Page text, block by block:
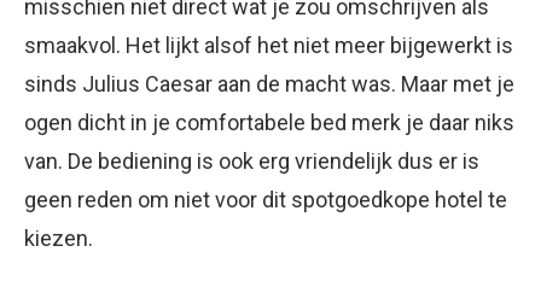
misschien niet direct wat je zou omschrijven als
smaakvol. Het lijkt alsof het niet meer bijgewerkt is
sinds Julius Caesar aan de macht was. Maar met je
ogen dicht in je comfortabele bed merk je daar niks
van. De bediening is ook erg vriendelijk dus er is
geen reden om niet voor dit spotgoedkope hotel te
kiezen.